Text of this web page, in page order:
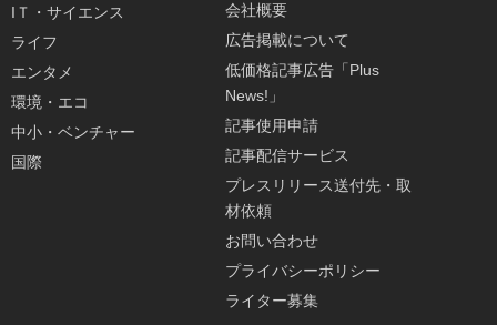
IＴ・サイエンス
ライフ
エンタメ
環境・エコ
中小・ベンチャー
国際
会社概要
広告掲載について
低価格記事広告「Plus
News!」
記事使用申請
記事配信サービス
プレスリリース送付先・取
材依頼
お問い合わせ
プライバシーポリシー
ライター募集